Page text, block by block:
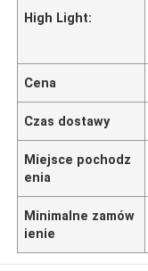
High Light:
Cena
Czas dostawy
Miejsce pochodz
enia
Minimalne zamów
ienie